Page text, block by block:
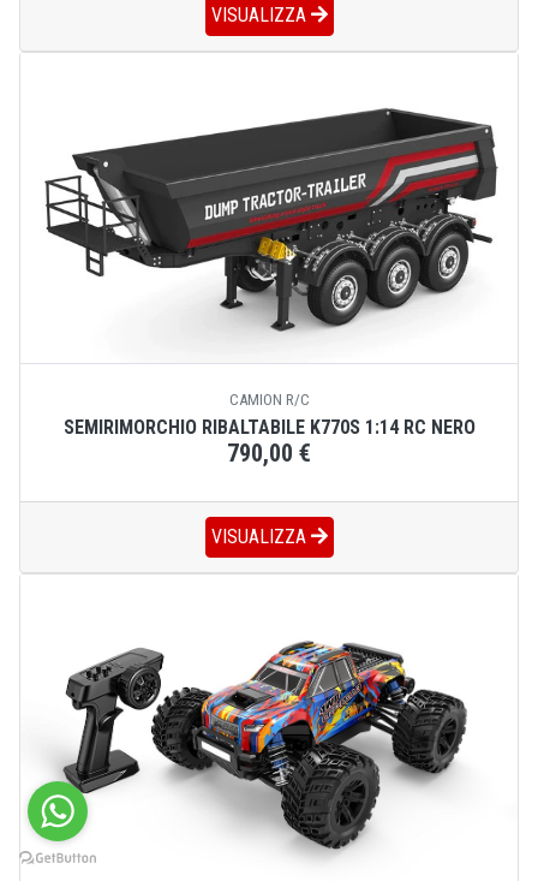
VISUALIZZA
CAMION R/C
SEMIRIMORCHIO RIBALTABILE K770S 1:14 RC NERO
790,00 €
VISUALIZZA